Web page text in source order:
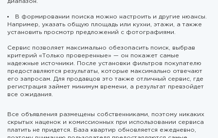
диапазон.
В формировании поиска можно настроить и другие нюансы.
Например, указать общую площадь или кухни, этажи, а также
установить просмотр предложений с фотографиями.
Сервис позволяет максимально обезопасить поиск, выбрав
критерий «Только проверенные» — он покажет самые
надежные источники. После установки фильтров покупателю
предоставляются результаты, которые максимально отвечают
его запросам. Для продавцов это также отличный сервис, где
регистрация займет минимум времени, а результат превзойдет
все ожидания.
Все объявления размещены собственниками, поэтому никаких
скрытых наценок и комиссионных при использовании сервиса
платить не придется. База квартир обновляется ежедневно,